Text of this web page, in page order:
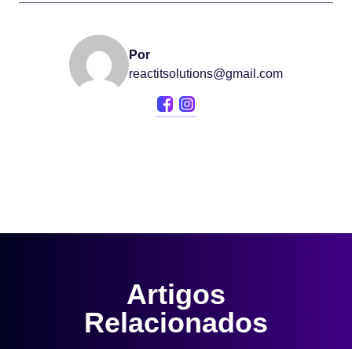
Por
reactitsolutions@gmail.com
Artigos
Relacionados